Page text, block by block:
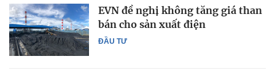
ĐẦU TƯ
EVN đề nghị không tăng giá than
bán cho sản xuất điện